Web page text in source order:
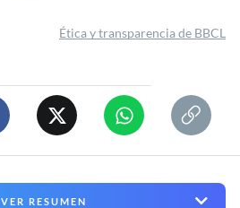
Ética y transparencia de BBCL
VER RESUMEN